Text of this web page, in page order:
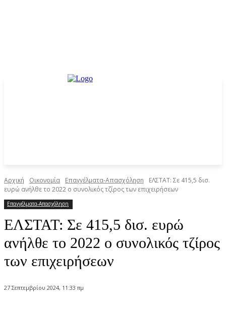
Αρχική Οικονομία Επαγγέλματα-Απασχόληση
ΕΛΣΤΑΤ: Σε 415,5 δισ.
ευρώ ανήλθε το 2022 ο συνολικός τζίρος των επιχειρήσεων
Επαγγέλματα-Απασχόληση
ΕΛΣΤΑΤ: Σε 415,5 δισ. ευρώ
ανήλθε το 2022 ο συνολικός τζίρος
των επιχειρήσεων
27 Σεπτεμβρίου 2024, 11:33 πμ